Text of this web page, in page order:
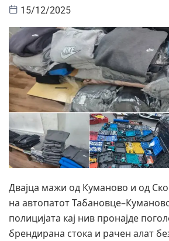
15/12/2025
Двајца мажи од Куманово и од
на автопатот
полицијата кај нив пронајде
брендирана стока и рачен алат